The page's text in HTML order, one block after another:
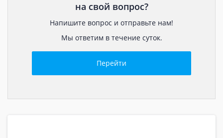
на свой вопрос?
Напишите вопрос и отправьте нам!
Мы ответим в течение суток.
Перейти